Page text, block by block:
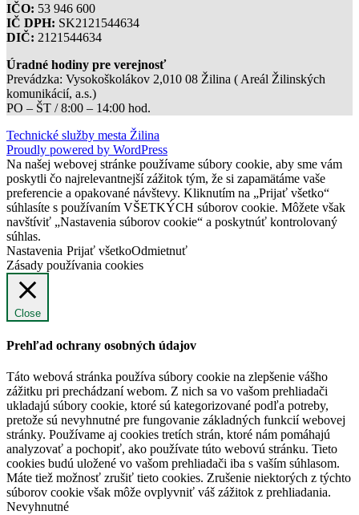
IČO: 53 946 600
IČ DPH: SK2121544634
DIČ: 2121544634
Úradné hodiny pre verejnosť
Prevádzka: Vysokoškolákov 2,010 08 Žilina ( Areál Žilinských
komunikácií, a.s.)
PO – ŠT / 8:00 – 14:00 hod.
Technické služby mesta Žilina
Proudly powered by WordPress
Na našej webovej stránke používame súbory cookie, aby sme vám
poskytli čo najrelevantnejší zážitok tým, že si zapamätáme vaše
preferencie a opakované návštevy. Kliknutím na „Prijať všetko“
súhlasíte s používaním VŠETKÝCH súborov cookie. Môžete však
navštíviť „Nastavenia súborov cookie“ a poskytnúť kontrolovaný
súhlas.
Nastavenia Prijať všetkoOdmietnuť
Zásady používania cookies
Close
Prehľad ochrany osobných údajov
Táto webová stránka používa súbory cookie na zlepšenie vášho
zážitku pri prechádzaní webom. Z nich sa vo vašom prehliadači
ukladajú súbory cookie, ktoré sú kategorizované podľa potreby,
pretože sú nevyhnutné pre fungovanie základných funkcií webovej
stránky. Používame aj cookies tretích strán, ktoré nám pomáhajú
analyzovať a pochopiť, ako používate túto webovú stránku. Tieto
cookies budú uložené vo vašom prehliadači iba s vaším súhlasom.
Máte tiež možnosť zrušiť tieto cookies. Zrušenie niektorých z týchto
súborov cookie však môže ovplyvniť váš zážitok z prehliadania.
Nevyhnutné